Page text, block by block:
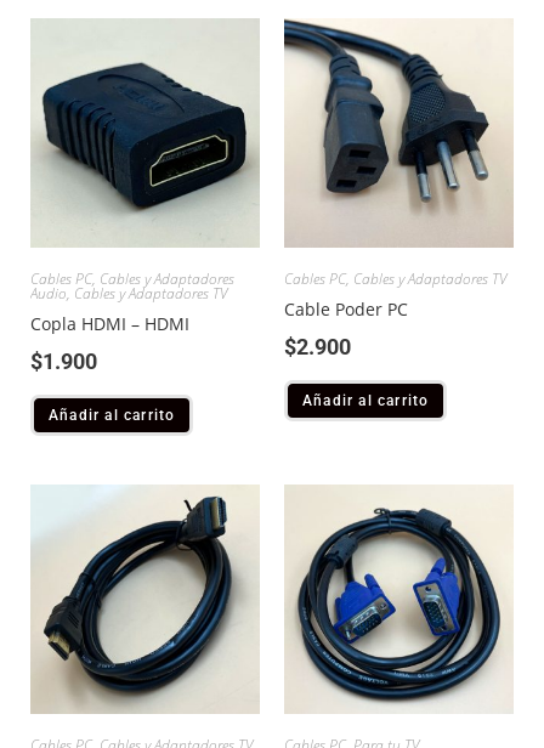
Cables PC, Cables y Adaptadores
Audio, Cables y Adaptadores TV
Copla HDMI – HDMI
$1.900
Añadir al carrito
Cables PC, Cables y Adaptadores TV
Cable Poder PC
$2.900
Añadir al carrito